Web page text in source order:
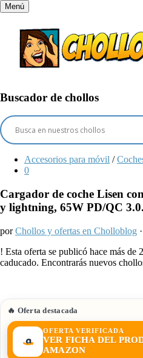
Menú
Buscador de chollos
Accesorios para móvil /
0
Cargador de coche Lisen
y lightning, 65W PD/QC 3.0.
porChollos y ofertas en Cholloblog
! Esta oferta se publicó hace más de
caducado. Encontrarás nuevos
🔥 Oferta destacada
OFERTA VERIFICADA
VER FICHA DEL
AMAZON